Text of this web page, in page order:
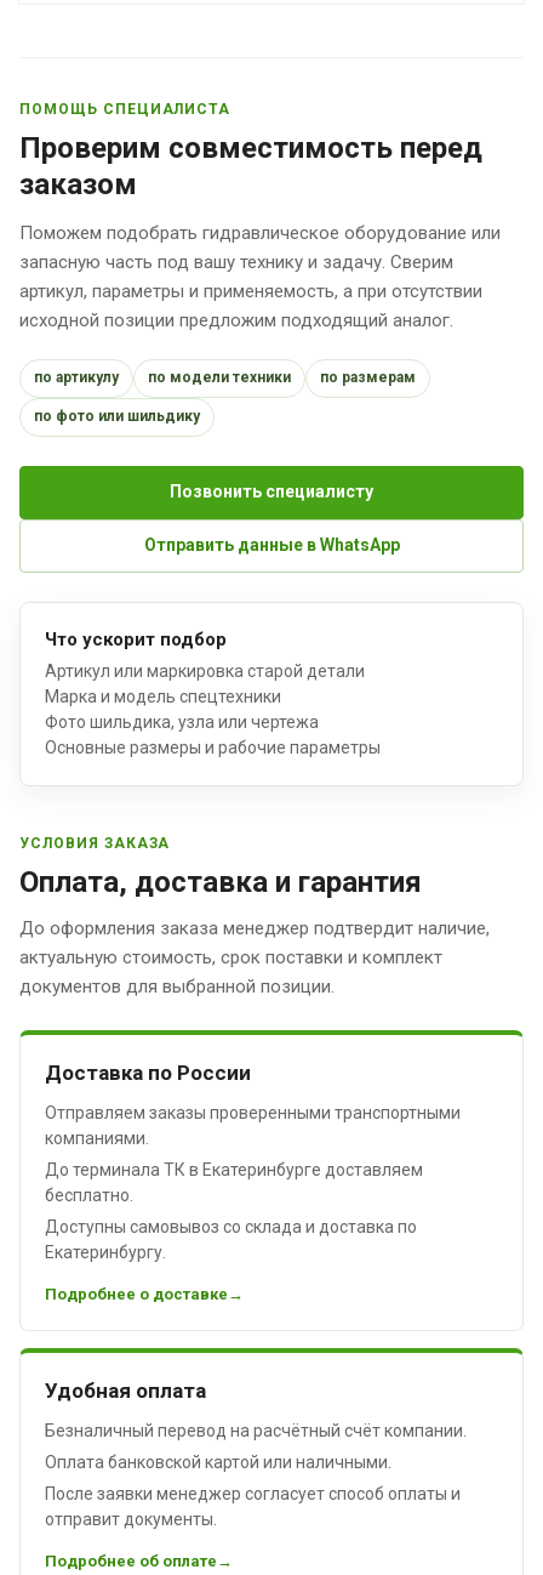
ПОМОЩЬ СПЕЦИАЛИСТА
Проверим совместимость перед
заказом
Поможем подобрать гидравлическое оборудование или
запасную часть под вашу технику и задачу. Сверим
артикул, параметры и применяемость, а при отсутствии
исходной позиции предложим подходящий аналог.
по артикулу по модели техники по размерам
по фото или шильдику
Позвонить специалисту
Отправить данные в WhatsApp
Что ускорит подбор
Артикул или маркировка старой детали
Марка и модель спецтехники
Фото шильдика, узла или чертежа
Основные размеры и рабочие параметры
УСЛОВИЯ ЗАКАЗА
Оплата, доставка и гарантия
До оформления заказа менеджер подтвердит наличие,
актуальную стоимость, срок поставки и комплект
документов для выбранной позиции.
Доставка по России
Отправляем заказы проверенными транспортными
компаниями.
До терминала ТК в Екатеринбурге доставляем
бесплатно.
Доступны самовывоз со склада и доставка по
Екатеринбургу.
Подробнее о доставке
Удобная оплата
Безналичный перевод на расчётный счёт компании.
Оплата банковской картой или наличными.
После заявки менеджер согласует способ оплаты и
отправит документы.
Подробнее об оплате